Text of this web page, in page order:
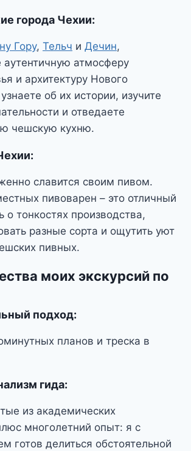
города Чехии:
Гору, Тельч и Дечин,
аутентичную атмосферу
и архитектуру Нового
об их истории, изучите
и отведаете
чешскую кухню.
:
славится своим пивом.
пивоварен – это отличный
о тонкостях производства,
разные сорта и ощутить уют
пивных.
моих экскурсий по
подход:
планов и треска в
гида:
из академических
многолетний опыт: я с
готов делиться обстоятельной